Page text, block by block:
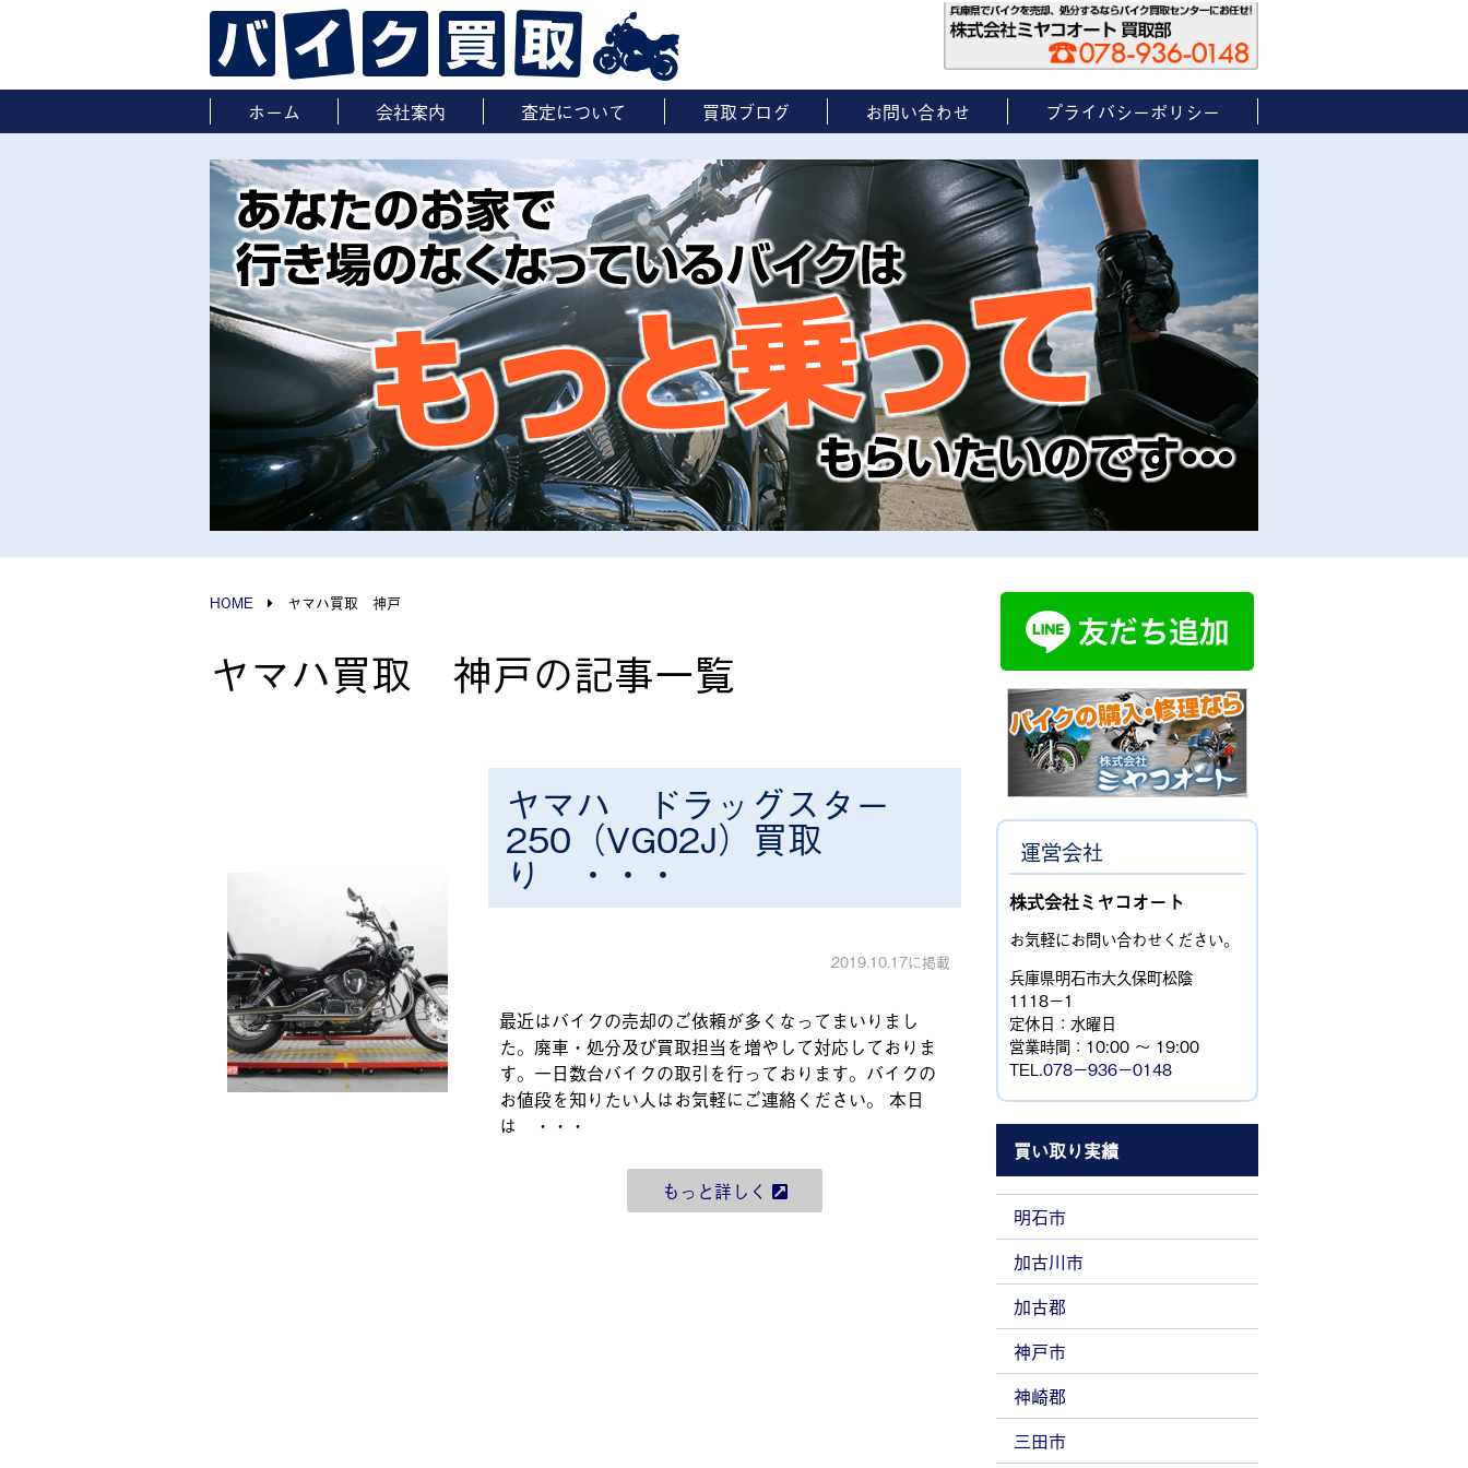
ホーム 会社案内 査定について 買取ブログ お問い合わせ プライバシーポリシー
HOME ヤマハ買取 神戸
ヤマハ買取 神戸の記事一覧
ヤマハ ドラッグスター
250（VG02J）買取
り ・・・
2019.10.17に掲載
最近はバイクの売却のご依頼が多くなってまいりまし
た。廃車・処分及び買取担当を増やして対応しておりま
す。一日数台バイクの取引を行っております。バイクの
お値段を知りたい人はお気軽にご連絡ください。 本日
は ・・・
もっと詳しく
運営会社
株式会社ミヤコオート
お気軽にお問い合わせください。
兵庫県明石市大久保町松陰
1118−1
定休日：水曜日
営業時間：10:00 ～ 19:00
TEL.078－936－0148
買い取り実績
明石市
加古川市
加古郡
神戸市
神崎郡
三田市